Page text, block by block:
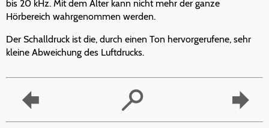
bis 20 kHz. Mit dem Alter kann nicht mehr der ganze
Hörbereich wahrgenommen werden.
Der Schalldruck ist die, durch einen Ton hervorgerufene, sehr
kleine Abweichung des Luftdrucks.